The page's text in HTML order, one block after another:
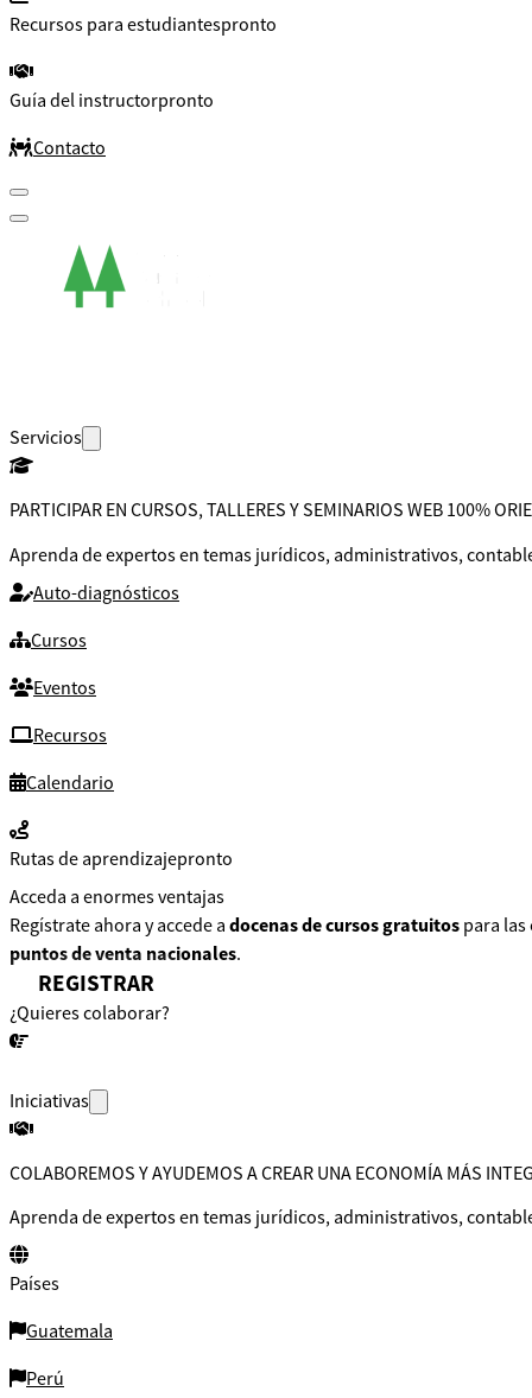
Recursos para estudiantespronto
Guía del instructorpronto
Contacto
Servicios
PARTICIPAR EN CURSOS, TALLERES Y SEMINARIOS WEB 100%
Aprenda de expertos en temas jurídicos, administrativos,
Auto-diagnósticos
Cursos
Eventos
Recursos
Calendario
Rutas de aprendizajepronto
Acceda a enormes ventajas
Regístrate ahora y accede a docenas de cursos gratuitos para
puntos de venta nacionales.
REGISTRAR
¿Quieres colaborar?
Iniciativas
COLABOREMOS Y AYUDEMOS A CREAR UNA ECONOMÍA MÁS
Aprenda de expertos en temas jurídicos, administrativos,
Países
Guatemala
Perú